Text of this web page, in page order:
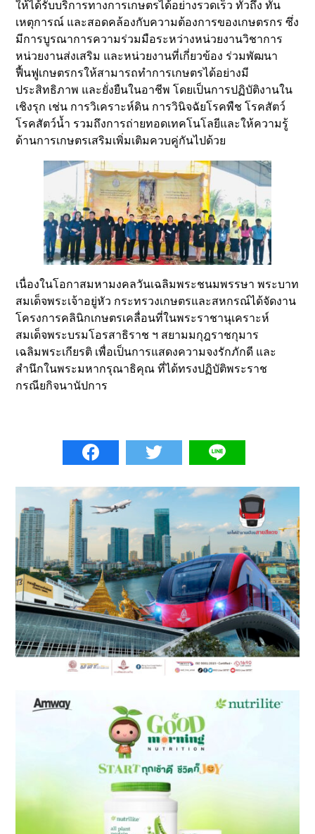
ให้ได้รับบริการทางการเกษตรได้อย่างรวดเร็ว ทั่วถึง ทัน
เหตุการณ์ และสอดคล้องกับความต้องการของเกษตรกร ซึ่ง
มีการบูรณาการความร่วมมือระหว่างหน่วยงานวิชาการ
หน่วยงานส่งเสริม และหน่วยงานที่เกี่ยวข้อง ร่วมพัฒนา
ฟื้นฟูเกษตรกรให้สามารถทำการเกษตรได้อย่างมี
ประสิทธิภาพ และยั่งยืนในอาชีพ โดยเป็นการปฏิบัติงานใน
เชิงรุก เช่น การวิเคราะห์ดิน การวินิจฉัยโรคพืช โรคสัตว์
โรคสัตว์น้ำ รวมถึงการถ่ายทอดเทคโนโลยีและให้ความรู้
ด้านการเกษตรเสริมเพิ่มเติมควบคู่กันไปด้วย
เนื่องในโอกาสมหามงคลวันเฉลิมพระชนมพรรษา พระบาท
สมเด็จพระเจ้าอยู่หัว กระทรวงเกษตรและสหกรณ์ได้จัดงาน
โครงการคลินิกเกษตรเคลื่อนที่ในพระราชานุเคราะห์
สมเด็จพระบรมโอรสาธิราช ฯ สยามมกุฎราชกุมาร
เฉลิมพระเกียรติ เพื่อเป็นการแสดงความจงรักภักดี และ
สำนึกในพระมหากรุณาธิคุณ ที่ได้ทรงปฏิบัติพระราช
กรณียกิจนานัปการ